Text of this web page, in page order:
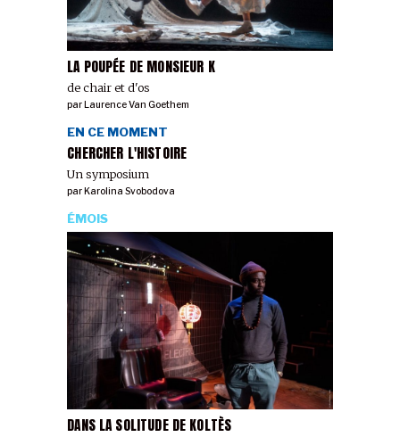
LA POUPÉE DE MONSIEUR K
de chair et d'os
par Laurence Van Goethem
CHERCHER L'HISTOIRE
Un symposium
EN CE MOMENT
par Karolina Svobodova
DANS LA SOLITUDE DE KOLTÈS
ÉMOIS